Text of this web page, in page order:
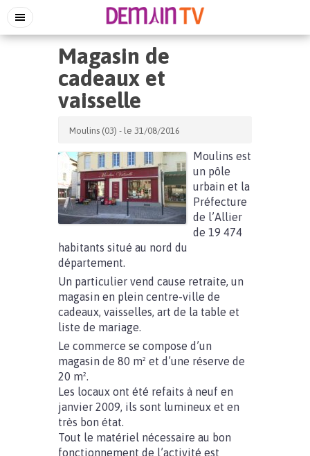
Magasin de
cadeaux et
vaisselle
Moulins (03) - le 31/08/2016
Moulins est
un pôle
urbain et la
Préfecture
de l’Allier
de 19 474
habitants situé au nord du
département.
Un particulier vend cause retraite, un
magasin en plein centre-ville de
cadeaux, vaisselles, art de la table et
liste de mariage.
Le commerce se compose d’un
magasin de 80 m² et d’une réserve de
20 m².
Les locaux ont été refaits à neuf en
janvier 2009, ils sont lumineux et en
très bon état.
Tout le matériel nécessaire au bon
fonctionnement de l’activité est